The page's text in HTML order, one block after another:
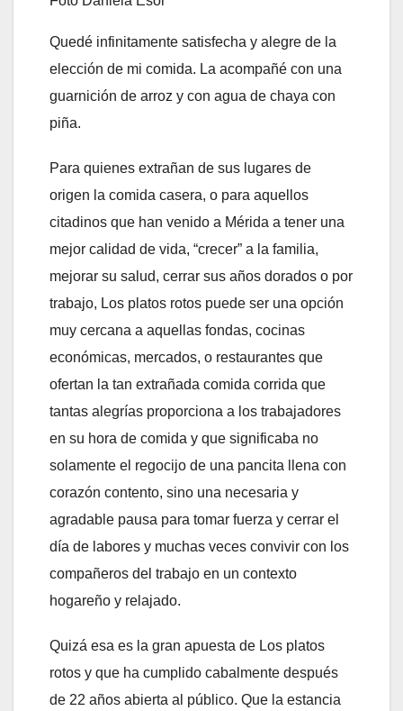
Quedé infinitamente satisfecha y alegre de la
elección de mi comida. La acompañé con una
guarnición de arroz y con agua de chaya con
piña.
Para quienes extrañan de sus lugares de
origen la comida casera, o para aquellos
citadinos que han venido a Mérida a tener una
mejor calidad de vida, “crecer” a la familia,
mejorar su salud, cerrar sus años dorados o por
trabajo, Los platos rotos puede ser una opción
muy cercana a aquellas fondas, cocinas
económicas, mercados, o restaurantes que
ofertan la tan extrañada comida corrida que
tantas alegrías proporciona a los trabajadores
en su hora de comida y que significaba no
solamente el regocijo de una pancita llena con
corazón contento, sino una necesaria y
agradable pausa para tomar fuerza y cerrar el
día de labores y muchas veces convivir con los
compañeros del trabajo en un contexto
hogareño y relajado.
Quizá esa es la gran apuesta de Los platos
rotos y que ha cumplido cabalmente después
de 22 años abierta al público. Que la estancia